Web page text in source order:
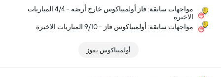
مواجهات سابقة: فاز أولمبياكوس خارج أرضه - 4/4 المباريات
الاخيرة
مواجهات سابقة: أولمبياكوس فاز - 9/10 المباريات الاخيرة
أولمبياكوس يفوز